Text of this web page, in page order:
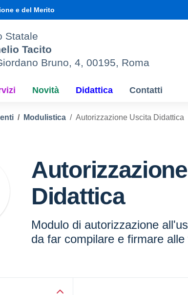
e del Merito
Statale
Tacito
Bruno, 4, 00195, Roma
Novità Didattica Contatti
Modulistica Autorizzazione Uscita Didattica
Didattica
Modulo di autorizzazione
da far compilare e firmare alle